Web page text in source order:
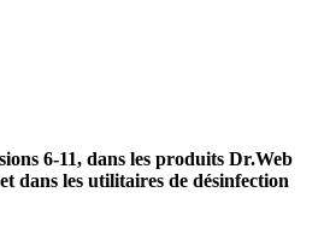
6-11, dans les produits Dr.Web
dans les utilitaires de désinfection